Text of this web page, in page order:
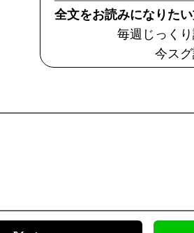
全文をお読みになりた
毎週じっく
今ス